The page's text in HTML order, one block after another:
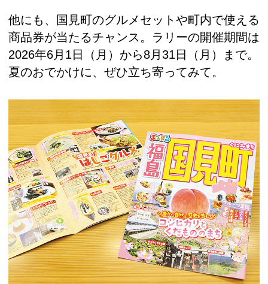
他にも、国見町のグルメセットや町内で使える
商品券が当たるチャンス。ラリーの開催期間は
2026年6月1日（月）から8月31日（月）まで。
夏のおでかけに、ぜひ立ち寄ってみて。